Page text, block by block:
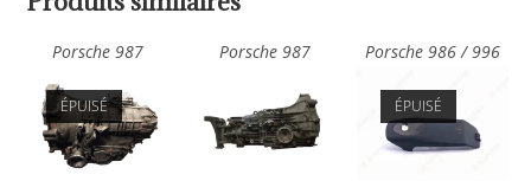
Porsche 987
ÉPUISÉ
Porsche 987 Porsche 986 / 996
ÉPUISÉ